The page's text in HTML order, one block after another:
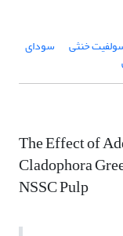
خنثی سودای
The Effect of
Cladophora
NSSC Pulp